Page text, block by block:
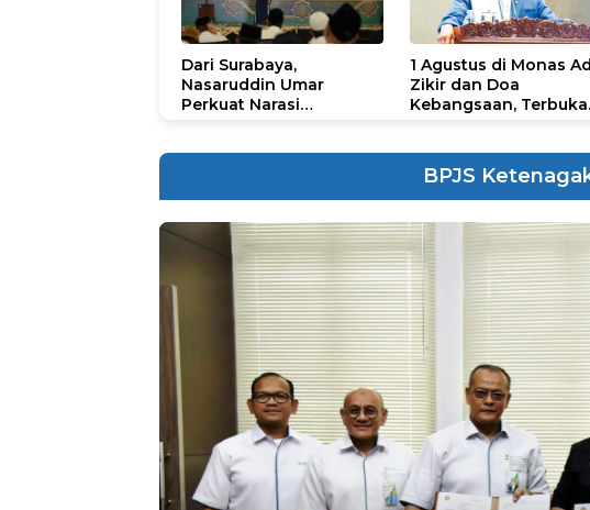
Dari Surabaya,
Nasaruddin Umar
Perkuat Narasi
1 Agustus di Monas
Zikir dan Doa
Kebangsaan, Terbuka
BPJS